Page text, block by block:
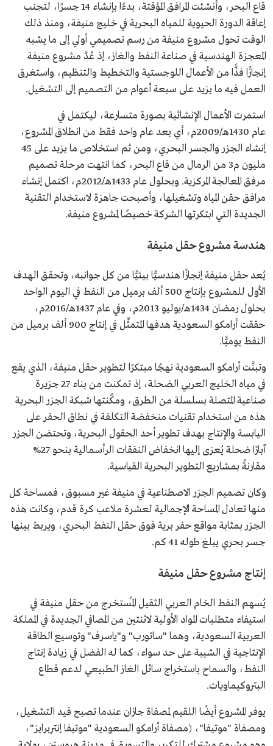
قاع البحر، وأنشئت المرافق المؤقتة، بدءًا بإنشاء 14 جسرًا، لتجنب
إعاقة الدورة الحيوية للمياه البحرية في خليج منيفة، ومنذ ذلك
الوقت تحول مشروع منيفة من رسم تصميمي أولي إلى ما يشبه
المعجزة الهندسية في صناعة النفط والغاز، إذ عُدَّ مشروع منيفة
إنجازًا فذًّا من الأعمال اللوجستية والتخطيط والتنظيم، واستغرق
العمل فيه ما يزيد على سبعة أعوام من التصميم إلى التشغيل.
استمرت الأعمال الإنشائية بصورة متسارعة، ليكتمل في
عام 1430هـ/2009م، أي بعد عام واحد فقط من انطلاق المشروع،
إنشاء الجزر والجسر البحري، ومن ثم استخلاص ما يزيد على 45
مليون م3 من الرمال من قاع البحر، كما انتهت مرحلة تصميم
مرفق المعالجة المركزية. وبحلول عام 1433هـ/2012م، اكتمل إنشاء
مرافق حقن المياه وتشغيلها، وأصبحت جاهزة لاستخدام التقنية
الجديدة التي ابتكرتها الشركة خصيصًا لمشروع منيفة.
هندسة مشروع حقل منيفة
يُعد حقل منيفة إنجازًا هندسيًّا بيئيًّا من كل جوانبه، وتحقق الهدف
الأول للمشروع بإنتاج 500 ألف برميل من النفط في اليوم الواحد
بحلول رمضان 1434هـ/يوليو 2013م، وفي عام 1437هـ/2016م،
حققت أرامكو السعودية هدفها المتمثِّل في إنتاج 900 ألف برميل من
النفط يوميًّا.
وتبنَّت أرامكو السعودية نهجًا مبتكرًا لتطوير حقل منيفة، الذي يقع
في مياه الخليج العربي الضحلة، إذ تمكنت من بناء 27 جزيرة
صناعية المتصلة بسلسلة من الطرق، ومكَّنتها شبكة الجزر البحرية
هذه من استخدام تقنيات منخفضة التكلفة في نطاق الحفر على
اليابسة والإنتاج بهدف تطوير أحد الحقول البحرية، وتحتضن الجزر
آبارًا ضحلة يُعزى إليها انخفاض النفقات الرأسمالية بنحو 27%
مقارنةً بمشاريع التطوير البحرية القياسية.
وكان تصميم الجزر الاصطناعية في منيفة غير مسبوق، فمساحة كل
منها تعادل المساحة الإجمالية لعشرة ملاعب كرة قدم، وكانت هذه
الجزر بمثابة مواقع حفر برية فوق حقل النفط البحري، ويربط بينها
جسر بحري يبلغ طوله 41 كم.
إنتاج مشروع حقل منيفة
يُسهم النفط الخام العربي الثقيل المُستخرج من حقل منيفة في
استيفاء متطلبات المواد الأولية لاثنتين من المصافي الجديدة في المملكة
العربية السعودية، وهما "ساتورب" و"ياسرف" وتوسيع الطاقة
الإنتاجية في الشيبة على حد سواء، كما له الفضل في زيادة إنتاج
النفط، والسماح باستخراج سائل الغاز الطبيعي لدعم قطاع
البتروكيماويات.
يوفر المشروع أيضًا اللقيم لمصفاة جازان عندما تصبح قيد التشغيل،
ومصفاة "موتيفا"، (مصفاة أرامكو السعودية "موتيفا إنتربرايز"،